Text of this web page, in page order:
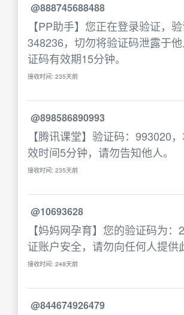
@888745688488
【PP助手】您正在登录验证，
348236，切勿将验证码泄露于
证码有效期15分钟。
接收时间: 235天前
@898586890993
【腾讯课堂】验证码：993020
效时间5分钟，请勿告知他人。
接收时间: 235天前
@10693628
【妈妈网孕育】您的验证码为
证账户安全，请勿向任何人提供
接收时间: 248天前
@844674926479